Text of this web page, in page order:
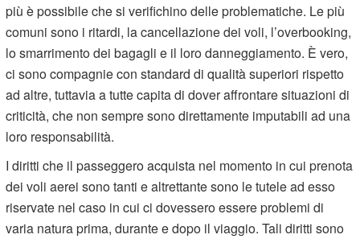
più è possibile che si verifichino delle problematiche. Le più
comuni sono i ritardi, la cancellazione dei voli, l’overbooking,
lo smarrimento dei bagagli e il loro danneggiamento. È vero,
ci sono compagnie con standard di qualità superiori rispetto
ad altre, tuttavia a tutte capita di dover affrontare situazioni di
criticità, che non sempre sono direttamente imputabili ad una
loro responsabilità.
I diritti che il passeggero acquista nel momento in cui prenota
dei voli aerei sono tanti e altrettante sono le tutele ad esso
riservate nel caso in cui ci dovessero essere problemi di
varia natura prima, durante e dopo il viaggio. Tali diritti sono